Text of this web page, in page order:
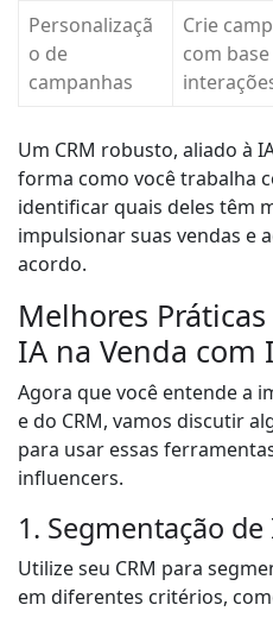
Personalizaçã
o de
campanhas
Crie
com
Um CRM robusto, aliado à
forma como você trabalha
identificar quais deles têm
impulsionar suas vendas e
acordo.
Melhores
IA na Venda com
Agora que você entende a
e do CRM, vamos discutir
para usar essas
influencers.
1. Segmentação
Utilize seu CRM para
em diferentes critérios,